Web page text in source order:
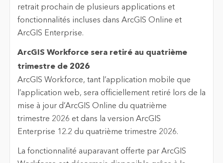
retrait prochain de plusieurs applications et
fonctionnalités incluses dans ArcGIS Online et
ArcGIS Enterprise.
ArcGIS Workforce sera retiré au quatrième
trimestre de 2026
ArcGIS Workforce, tant l’application mobile que
l’application web, sera officiellement retiré lors de la
mise à jour d’ArcGIS Online du quatrième
trimestre 2026 et dans la version ArcGIS
Enterprise 12.2 du quatrième trimestre 2026.
La fonctionnalité auparavant offerte par ArcGIS